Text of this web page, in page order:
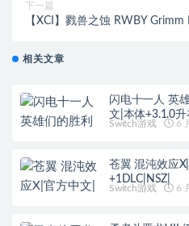
下一篇
【XCI】戮兽之蚀 RWBY Grimm Eclipse v1.11.4r 美版
相关文章
闪电十一人 英
文|本体+3.1.0升
Switch游戏 6
苍翼 混沌效应
+1DLC|NSZ|
Switch游戏 6